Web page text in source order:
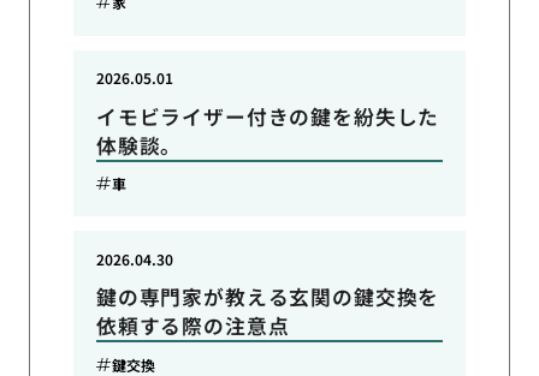
イモビライザー付きの鍵を紛失した
体験談。
2026.05.01
車
鍵の専門家が教える玄関の鍵交換を
依頼する際の注意点
2026.04.30
鍵交換